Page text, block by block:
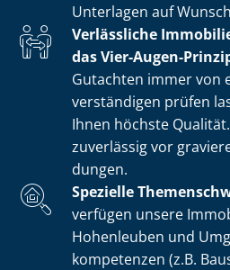
Unterlagen auf
Verlässliche
das Vier-Augen-
Gutachten immer von
ver­stän­di­gen prüfen
Ihnen höchste
zuverlässig vor
dun­gen.
Spezielle
verfügen unsere
Hohenleuben und
kom­pe­ten­zen (z.B.